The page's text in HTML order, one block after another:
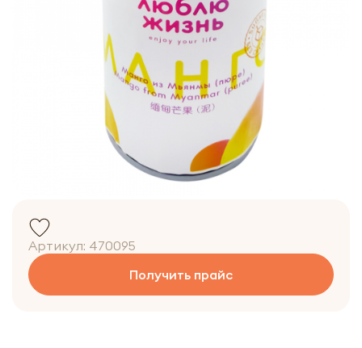
Артикул: 470095
Получить прайс